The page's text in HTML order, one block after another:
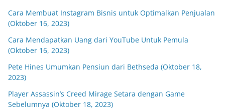
Cara Membuat Instagram Bisnis untuk Optimalkan Penjualan
(Oktober 16, 2023)
Cara Mendapatkan Uang dari YouTube Untuk Pemula
(Oktober 16, 2023)
Pete Hines Umumkan Pensiun dari Bethseda (Oktober 18,
2023)
Player Assassin’s Creed Mirage Setara dengan Game
Sebelumnya (Oktober 18, 2023)